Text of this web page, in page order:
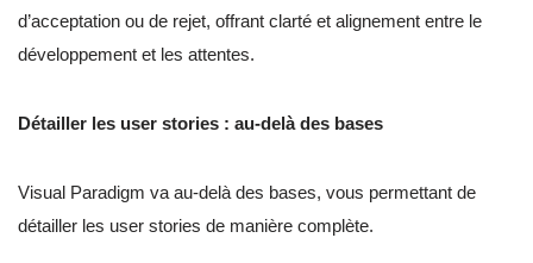
d’acceptation ou de rejet, offrant clarté et alignement entre le
développement et les attentes.
Détailler les user stories : au-delà des bases
Visual Paradigm va au-delà des bases, vous permettant de
détailler les user stories de manière complète.